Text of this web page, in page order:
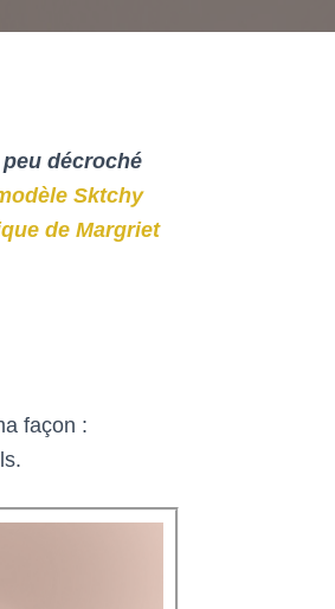
décroché
Sktchy
de Margriet
façon :